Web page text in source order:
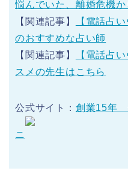
悩んでいた、離婚危機
【 関連記事 】
【電話占
のおすすめな占い師
【 関連記事 】
【電話占
スメの先生はこちら
公式サイト： 創業15年
ニ